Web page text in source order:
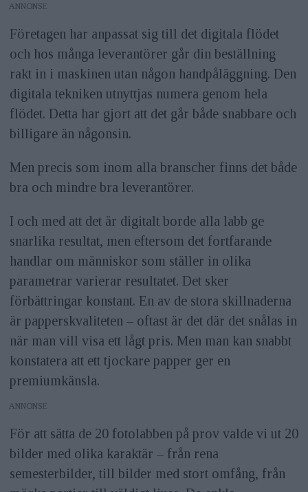
ANNONS
Företagen har anpassat sig till det digitala flödet
och hos många leverantörer går din beställning
rakt in i maskinen utan någon handpåläggning. Den
digitala tekniken utnyttjas numera genom hela
flödet. Detta har gjort att det går både snabbare och
billigare än någonsin.
Men precis som inom alla branscher finns det både
bra och mindre bra leverantörer.
I och med att det är digitalt borde alla labb ge
snarlika resultat, men eftersom det fortfarande
handlar om människor som ställer in olika
parametrar varierar resultatet. Det sker
förbättringar konstant. En av de stora skillnaderna
är papperskvaliteten – oftast är det där det snålas in
när man vill visa ett lågt pris. Men man kan snabbt
konstatera att ett tjockare papper ger en
premiumkänsla.
ANNONS
För att sätta de 20 fotolabben på prov valde vi ut 20
bilder med olika karaktär – från rena
semesterbilder, till bilder med stort omfång, från